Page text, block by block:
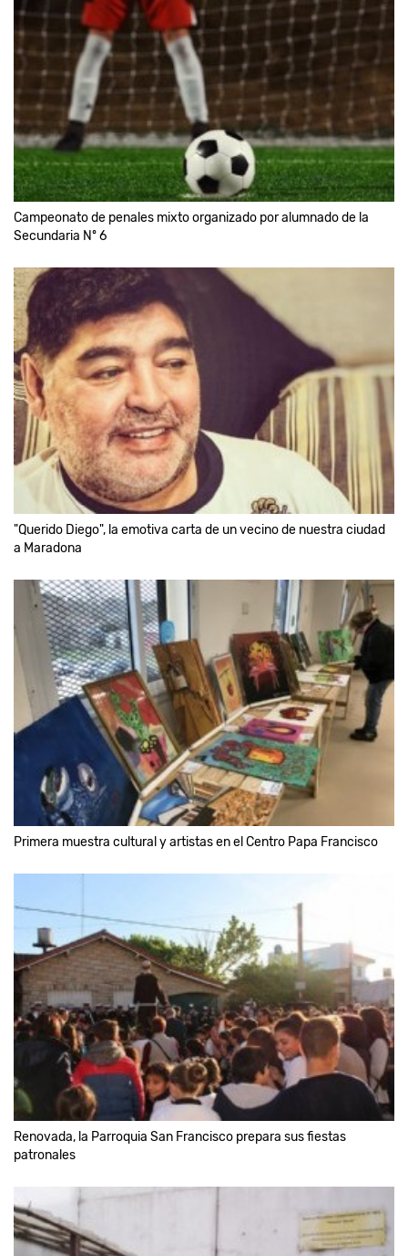
Campeonato de penales mixto organizado por alumnado de la
Secundaria Nº 6
"Querido Diego", la emotiva carta de un vecino de nuestra ciudad
a Maradona
Primera muestra cultural y artistas en el Centro Papa Francisco
Renovada, la Parroquia San Francisco prepara sus fiestas
patronales